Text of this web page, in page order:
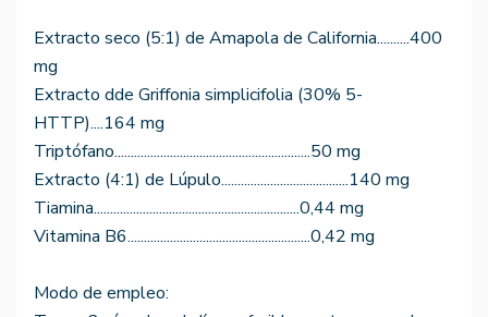
Extracto seco (5:1) de Amapola de California..........400
mg
Extracto dde Griffonia simplicifolia (30% 5-
HTTP)....164 mg
Triptófano............................................................50 mg
Extracto (4:1) de Lúpulo.......................................140 mg
Tiamina...............................................................0,44 mg
Vitamina B6........................................................0,42 mg
Modo de empleo: